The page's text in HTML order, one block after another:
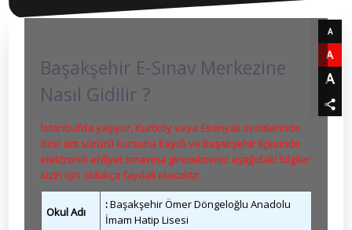
A
A
A
Başakşehir E-Sınav Merkezine
Nasıl Gidilir ?
İstanbul’da yaşıyor, Kurtköy veya Esenyalı semtlerinde
özel artı sürücü kursuna kayıtlı ve Başakşehir ilçesinde
elektronik ehliyet sınavına girecekseniz aşağıdaki bilgiler
sizin için oldukça faydalı olacaktır.
Okul Adı
:Başakşehir Ömer Döngeloğlu Anadolu
İmam Hatip Lisesi